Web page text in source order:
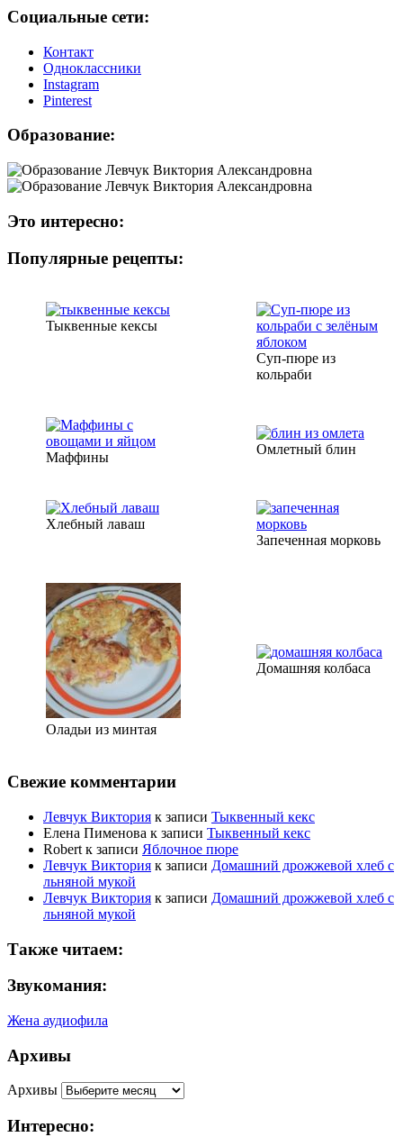
Социальные сети:
Контакт
Одноклассники
Instagram
Рinterest
Образование:
Это интересно:
Популярные рецепты:
Тыквенные кексы
Суп-пюре из
кольраби
Маффины
Омлетный блин
Хлебный лаваш
Запеченная морковь
Оладьи из минтая
Домашняя колбаса
Свежие комментарии
Левчук Виктория к записи Тыквенный кекс
Елена Пименова к записи Тыквенный кекс
Robert к записи Яблочное пюре
Левчук Виктория к записи Домашний дрожжевой хлеб с
льняной мукой
Левчук Виктория к записи Домашний дрожжевой хлеб с
льняной мукой
Также читаем:
Звукомания:
Жена аудиофила
Архивы
Архивы
Интересно: